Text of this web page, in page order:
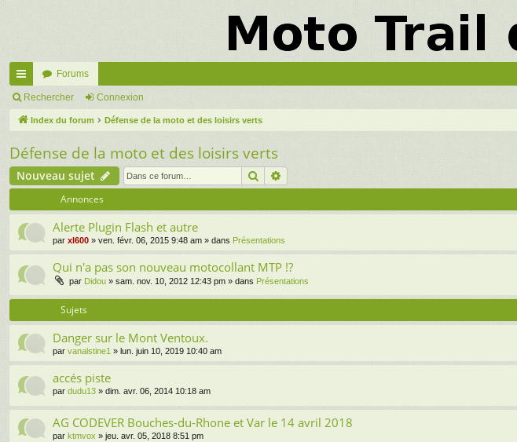
cc
ès
pi
de
Forums
Rechercher Connexion
Index du forum Défense de la moto et des loisirs verts
Défense de la moto et des loisirs verts
Nouveau sujet Rechercher
Annonces
Alerte Plugin Flash et autre
par xl600 » ven. févr. 06, 2015 9:48 am » dans Présentations
Qui n'a pas son nouveau motocollant MTP !?
par Didou » sam. nov. 10, 2012 12:43 pm » dans Présentations
Sujets
Danger sur le Mont Ventoux.
par vanalstine1 » lun. juin 10, 2019 10:40 am
accés piste
par dudu13 » dim. avr. 06, 2014 10:18 am
AG CODEVER Bouches-du-Rhone et Var le 14 avril 2018
par ktmvox » jeu. avr. 05, 2018 8:51 pm